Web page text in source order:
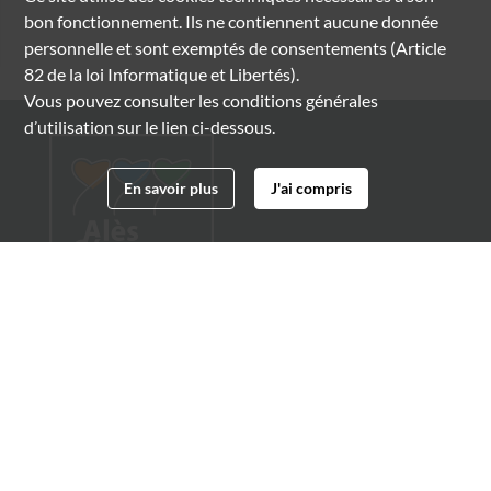
bon fonctionnement. Ils ne contiennent aucune donnée
personnelle et sont exemptés de consentements (Article
82 de la loi Informatique et Libertés).
Vous pouvez consulter les conditions générales
d’utilisation sur le lien ci-dessous.
En savoir plus J'ai compris